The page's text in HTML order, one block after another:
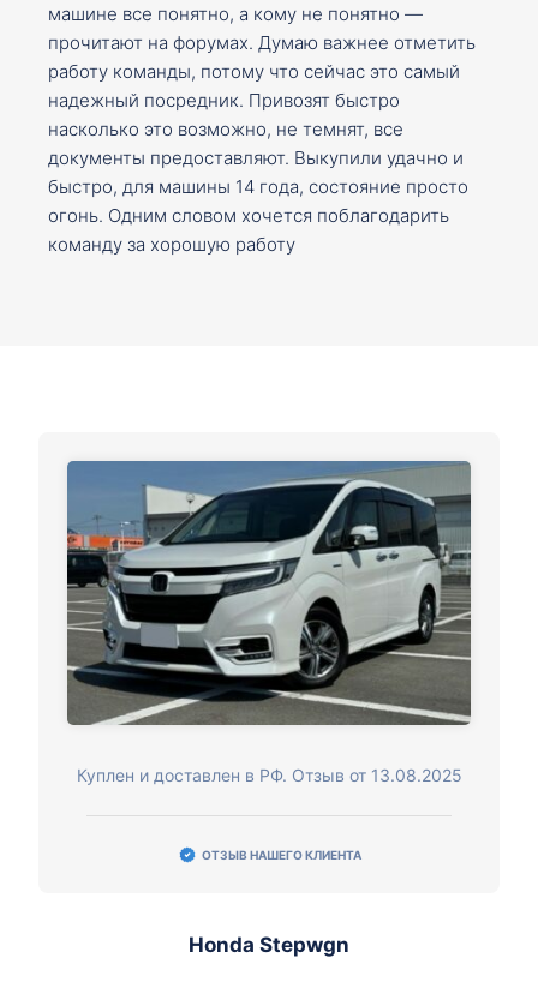
машине все понятно, а кому не понятно —
прочитают на форумах. Думаю важнее отметить
работу команды, потому что сейчас это самый
надежный посредник. Привозят быстро
насколько это возможно, не темнят, все
документы предоставляют. Выкупили удачно и
быстро, для машины 14 года, состояние просто
огонь. Одним словом хочется поблагодарить
команду за хорошую работу
Куплен и доставлен в РФ. Отзыв от 13.08.2025
ОТЗЫВ НАШЕГО КЛИЕНТА
Honda Stepwgn